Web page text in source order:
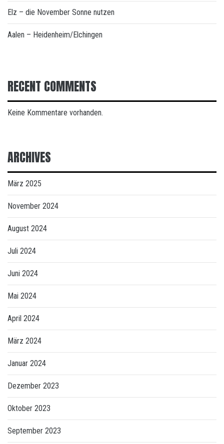
Elz – die November Sonne nutzen
Aalen – Heidenheim/Elchingen
RECENT COMMENTS
Keine Kommentare vorhanden.
ARCHIVES
März 2025
November 2024
August 2024
Juli 2024
Juni 2024
Mai 2024
April 2024
März 2024
Januar 2024
Dezember 2023
Oktober 2023
September 2023